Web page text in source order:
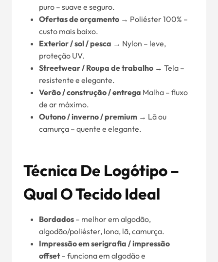
puro – suave e seguro.
Ofertas de orçamento → Poliéster 100% –
custo mais baixo.
Exterior / sol / pesca → Nylon – leve,
proteção UV.
Streetwear / Roupa de trabalho → Tela –
resistente e elegante.
Verão / construção / entrega Malha – fluxo
de ar máximo.
Outono / inverno / premium → Lã ou
camurça – quente e elegante.
Técnica De Logótipo –
Qual O Tecido Ideal
Bordados – melhor em algodão,
algodão/poliéster, lona, lã, camurça.
Impressão em serigrafia / impressão
offset– funciona em algodão e